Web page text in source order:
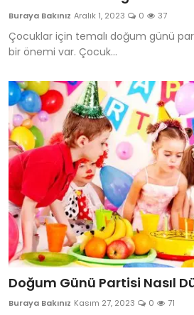
Buraya Bakınız Aralık 1, 2023 0 37
Çocuklar için temalı doğum günü
bir önemi var. Çocuk...
Doğum Günü Partisi Nasıl
Buraya Bakınız Kasım 27, 2023 0 71